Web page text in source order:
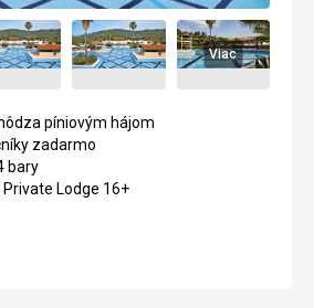
Viac
píniovým hájom
zadarmo
bary
Lodge 16+